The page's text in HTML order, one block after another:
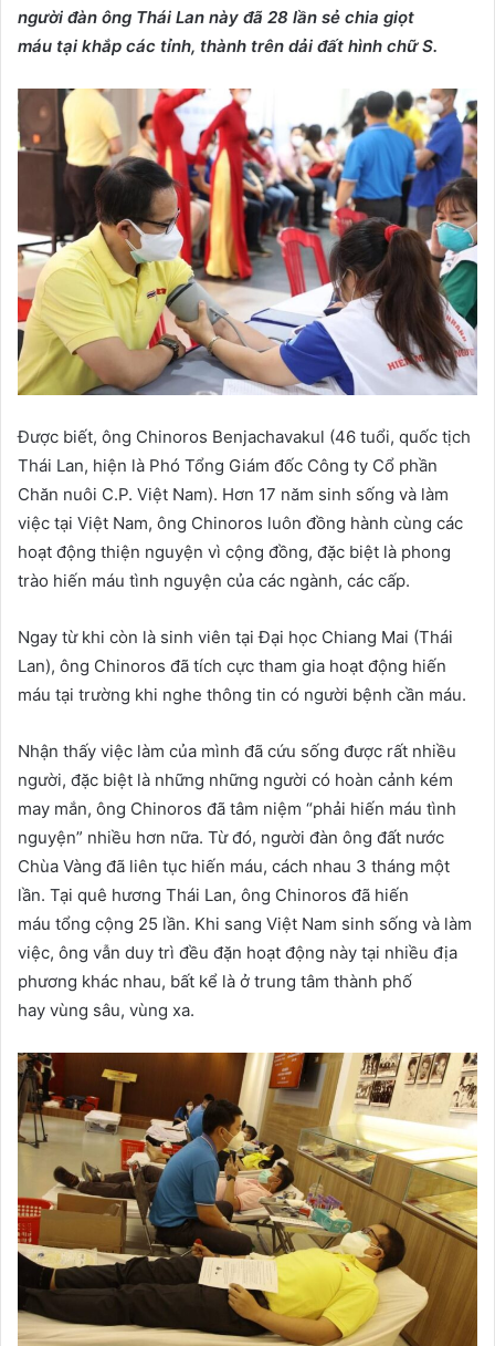
người đàn ông Thái Lan này đã 28 lần sẻ chia giọt
máu tại khắp các tỉnh, thành trên dải đất hình chữ S.
Được biết, ông Chinoros Benjachavakul (46 tuổi, quốc tịch
Thái Lan, hiện là Phó Tổng Giám đốc Công ty Cổ phần
Chăn nuôi C.P. Việt Nam). Hơn 17 năm sinh sống và làm
việc tại Việt Nam, ông Chinoros luôn đồng hành cùng các
hoạt động thiện nguyện vì cộng đồng, đặc biệt là phong
trào hiến máu tình nguyện của các ngành, các cấp.
Ngay từ khi còn là sinh viên tại Đại học Chiang Mai (Thái
Lan), ông Chinoros đã tích cực tham gia hoạt động hiến
máu tại trường khi nghe thông tin có người bệnh cần máu.
Nhận thấy việc làm của mình đã cứu sống được rất nhiều
người, đặc biệt là những những người có hoàn cảnh kém
may mắn, ông Chinoros đã tâm niệm “phải hiến máu tình
nguyện” nhiều hơn nữa. Từ đó, người đàn ông đất nước
Chùa Vàng đã liên tục hiến máu, cách nhau 3 tháng một
lần. Tại quê hương Thái Lan, ông Chinoros đã hiến
máu tổng cộng 25 lần. Khi sang Việt Nam sinh sống và làm
việc, ông vẫn duy trì đều đặn hoạt động này tại nhiều địa
phương khác nhau, bất kể là ở trung tâm thành phố
hay vùng sâu, vùng xa.